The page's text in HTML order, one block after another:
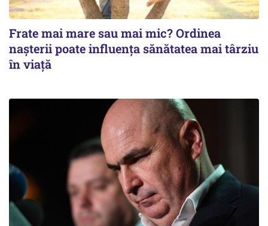
Frate mai mare sau mai mic? Ordinea
nașterii poate influența sănătatea mai târziu
în viață